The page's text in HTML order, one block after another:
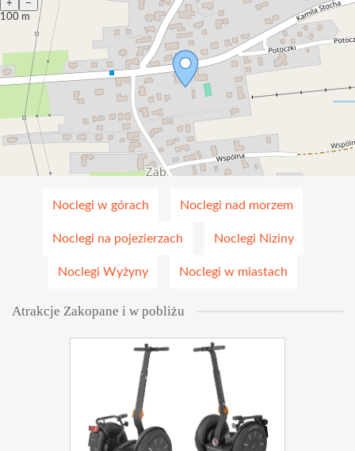
+ −
100 m
Noclegi w górach Noclegi nad morzem
Noclegi na pojezierzach Noclegi Niziny
Noclegi Wyżyny Noclegi w miastach
Atrakcje Zakopane i w pobliżu